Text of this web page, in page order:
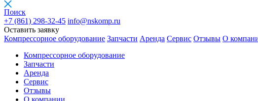
Поиск
+7 (861) 298-32-45 info@nskomp.ru
Оставить заявку
Компрессорное оборудование Запчасти Аренда Сервис Отзывы О
Компрессорное оборудование
Запчасти
Аренда
Сервис
Отзывы
О компании